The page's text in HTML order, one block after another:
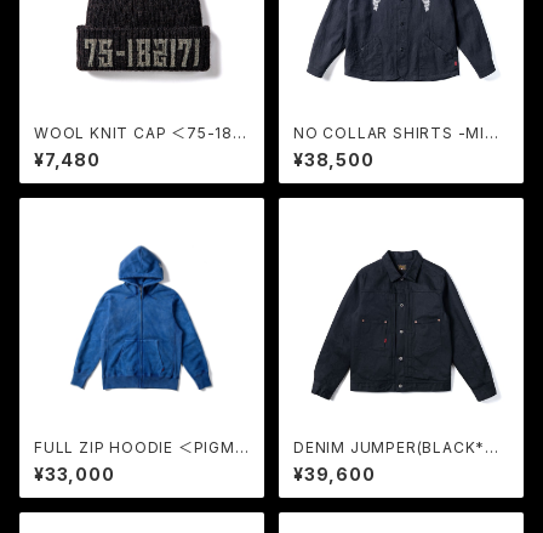
WOOL KNIT CAP ＜75-1821
71＞ (BROWN-BK) / GERUG
A
¥7,480
NO COLLAR SHIRTS -MINI
HERRINBONE- ＜TIGER HE
AD＞ (BLACK) / GERUGA
¥38,500
FULL ZIP HOODIE ＜PIGME
NT-DYEING＞ (BULE) / GER
UGA
¥33,000
DENIM JUMPER(BLACK*BL
ACK) / GERUGA
¥39,600